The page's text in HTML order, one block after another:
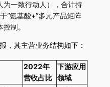
为一致行动人），合计持
“氨基酸+”多元产品矩阵
制。
，其主营业务结构如下：
2022年
营收占比
下游应用
领域